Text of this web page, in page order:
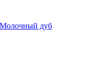
Молочный дуб